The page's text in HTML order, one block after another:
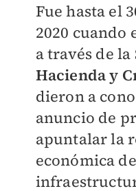
Fue hasta el
2020
a través de la
Hacienda y
dieron a
anuncio de
apuntalar la
económica